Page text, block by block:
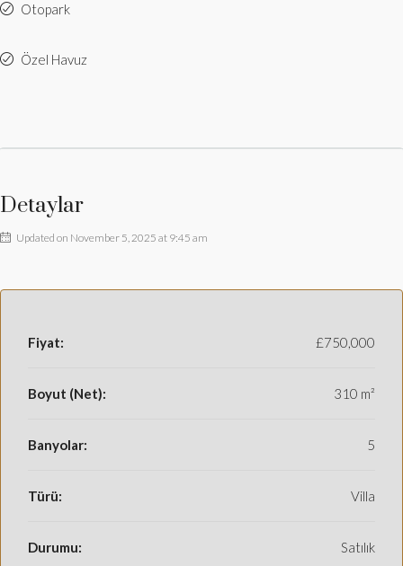
Otopark
Özel Havuz
Detaylar
Updated on November 5, 2025 at 9:45 am
Fiyat: £750,000
Boyut (Net): 310 m²
Banyolar: 5
Türü: Villa
Durumu: Satılık